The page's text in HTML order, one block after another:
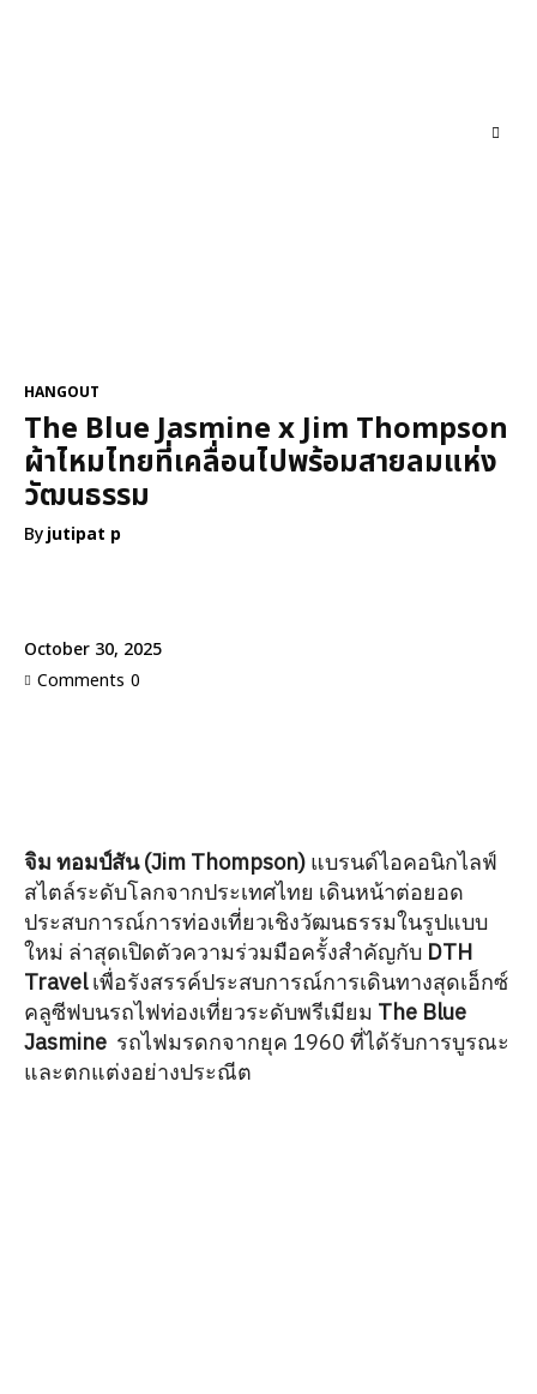
October 30, 2025
Comments 0
HANGOUT
The Blue Jasmine x Jim Thompson
ผ้าไหมไทยที่เคลื่อนไปพร้อมสายลมแห่ง
วัฒนธรรม
Byjutipat p
จิม ทอมป์สัน (Jim Thompson) แบรนด์ไอคอนิกไลฟ์
สไตล์ระดับโลกจากประเทศไทย เดินหน้าต่อยอด
ประสบการณ์การท่องเที่ยวเชิงวัฒนธรรมในรูปแบบ
ใหม่ ล่าสุดเปิดตัวความร่วมมือครั้งสำคัญกับ DTH
Travelเพื่อรังสรรค์ประสบการณ์การเดินทางสุดเอ็กซ์
คลูซีฟบนรถไฟท่องเที่ยวระดับพรีเมียม The Blue
Jasmine รถไฟมรดกจากยุค 1960 ที่ได้รับการบูรณะ
และตกแต่งอย่างประณีต